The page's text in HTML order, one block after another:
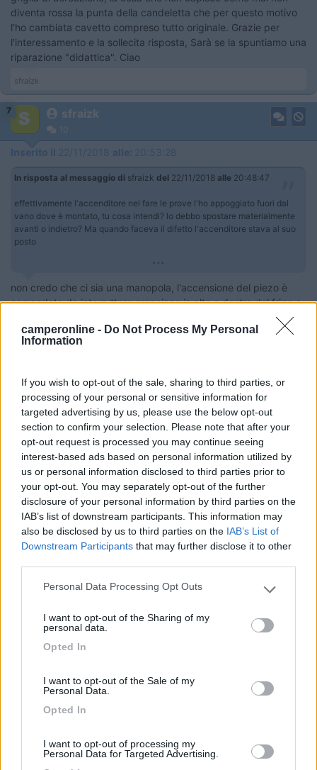
camperonline - Do Not Process My Personal
Information
If you wish to opt-out of the sale, sharing to third parties, or
processing of your personal or sensitive information for
targeted advertising by us, please use the below opt-out
section to confirm your selection. Please note that after your
opt-out request is processed you may continue seeing
interest-based ads based on personal information utilized by
us or personal information disclosed to third parties prior to
your opt-out. You may separately opt-out of the further
disclosure of your personal information by third parties on the
IAB’s list of downstream participants. This information may
also be disclosed by us to third parties on the IAB’s List of
Downstream Participants that may further disclose it to other
Please note that this website/app uses one or more Google
not limited to your visit or usage behaviour. You may click to
grant or deny consent to Google and its third-party tags to
use your data for below specified purposes in below Google
Personal Data Processing Opt Outs
I want to opt-out of the Sharing of my
personal data.
Opted In
I want to opt-out of the Sale of my
Personal Data.
Opted In
I want to opt-out of processing my
Personal Data for Targeted Advertising.
diventa rossa la punta della candeletta che per questo motivo
l'ho cambiata cavetto compreso tutto originale. Grazie per
l'interessamento e la sollecita risposta, Sarà se la spuntiamo una
riparazione "didattica". Ciao
sfraizk
7 sfraizk
10
Inserito il 22/11/2018 alle: 20:53:28
In risposta al messaggio di sfraizk del 22/11/2018 alle 20:48:47
effettivamente l'accenditore nel fare le prove l'ho appoggiato fuori dal
vano dove è montato, tu cosa intendi? lo debbo spostare materialmente
avanti o indietro? Ma quando faceva il difetto l'accenditore stava al suo
posto
...
non credo che ci sia una manopola, l'accensione del piezo è
comandata da interruttore arancione in alto a destra del frigo a
fianco del termostato del gas. Grazie dell'interessamento, spero
di risolvere con il Vs. prezioso aiuto. Ciao
ecostar
37389
ho letto la tua mail ma essendo ricoverato per il solito controllo
annuale sto usando un notebook e con questo pc stranamente
la posta riesco solo a riceverla ma non a inviarla e ti rispondo
controlla bene che l'elettrodo di rilevazione fiamma sia ben
lambito dalla punta della fiammella poi controlla il filo di massa
gestione gas , l'accenditore di ricambio che ti hanno dato anche
se con diverso colore va bene e l'anomalia non dipende da